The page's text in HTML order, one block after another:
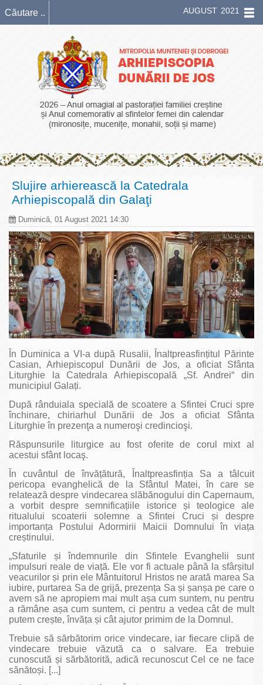
AUGUST 2021
Slujire arhierească la Catedrala
Arhiepiscopală din Galaţi
Duminică, 01 August 2021 14:30
În Duminica a VI-a după Rusalii, Înaltpreasfințitul Părinte
Casian, Arhiepiscopul Dunării de Jos, a oficiat Sfânta
Liturghie la Catedrala Arhiepiscopală „Sf. Andrei“ din
municipiul Galați.
După rânduiala specială de scoatere a Sfintei Cruci spre
închinare, chiriarhul Dunării de Jos a oficiat Sfânta
Liturghie în prezenţa a numeroşi credincioşi.
Răspunsurile liturgice au fost oferite de corul mixt al
acestui sfânt locaş.
În cuvântul de învățătură, Înaltprea­sfinția Sa a tâlcuit
pericopa evanghelică de la Sfântul Matei, în care se
relatează despre vindecarea slăbănogului din Capernaum,
a vorbit despre semnificațiile istorice și teologice ale
ritualului scoaterii solemne a Sfintei Cruci și despre
importanța Postului Adormirii Maicii Domnului în viața
creștinului.
„Sfaturile și îndemnurile din Sfintele Evanghelii sunt
impulsuri reale de viață. Ele vor fi actuale până la sfârșitul
veacurilor și prin ele Mântuitorul Hristos ne arată marea Sa
iubire, purtarea Sa de grijă, prezența Sa și șanșa pe care o
avem să ne apropiem mai mult așa cum suntem, nu pentru
a rămâne așa cum suntem, ci pentru a vedea cât de mult
putem crește, învăța și cât ajutor primim de la Domnul.
Trebuie să sărbătorim orice vindecare, iar fiecare clipă de
vindecare trebuie văzută ca o salvare. Ea trebuie
cunoscută și sărbătorită, adică recunoscut Cel ce ne face
sănătoși. [...]